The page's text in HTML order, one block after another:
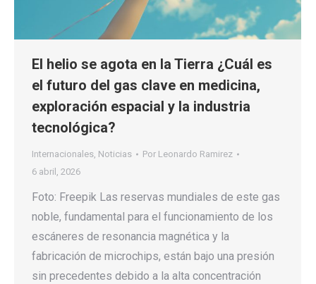
El helio se agota en la Tierra ¿Cuál es
el futuro del gas clave en medicina,
exploración espacial y la industria
tecnológica?
Internacionales, Noticias Por Leonardo Ramirez
6 abril, 2026
Foto: Freepik Las reservas mundiales de este gas
noble, fundamental para el funcionamiento de los
escáneres de resonancia magnética y la
fabricación de microchips, están bajo una presión
sin precedentes debido a la alta concentración